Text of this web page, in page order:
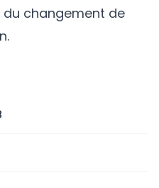
changement de